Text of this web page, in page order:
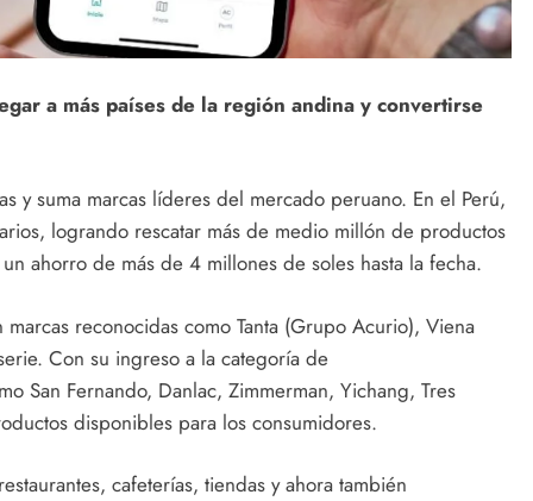
a más países de la región andina y convertirse
y suma marcas líderes del mercado peruano. En el Perú,
logrando rescatar más de medio millón de productos
ahorro de más de 4 millones de soles hasta la fecha.
reconocidas como Tanta (Grupo Acurio), Viena
Con su ingreso a la categoría de
San Fernando, Danlac, Zimmerman, Yichang, Tres
disponibles para los consumidores.
cafeterías, tiendas y ahora también